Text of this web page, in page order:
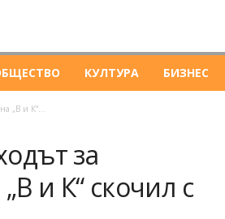
КУЛТУРА БИЗНЕС
„В и К“...
за
и К“ скочил с